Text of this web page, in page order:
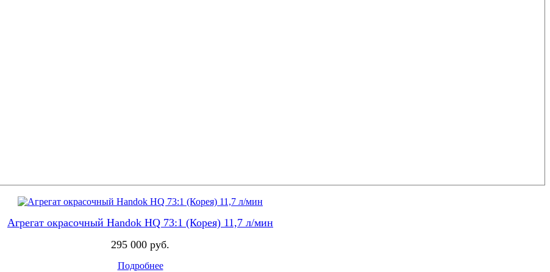
Агрегат окрасочный Handok HQ 73:1 (Корея) 11,7 л/мин
295 000 руб.
Подробнее